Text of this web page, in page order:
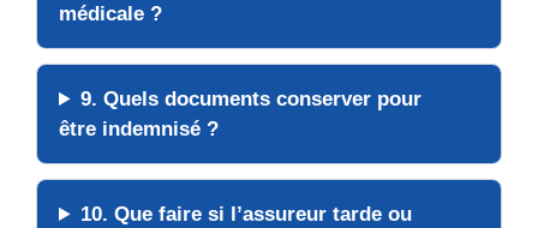
médicale ?
9. Quels documents conserver pour
être indemnisé ?
10. Que faire si l’assureur tarde ou